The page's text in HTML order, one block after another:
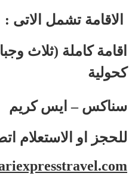
كحولية
سناكس – ايس كريم
: للحجز او الاستعلام